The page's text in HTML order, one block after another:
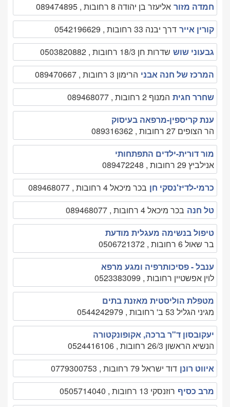
חמדה מזור אליעזר בן יהודה 8 רחובות , 089474895
קורין אייר דרך יבנה 33 רחובות , 0542196629
גבעוני שוש שדרות חן 18/3 רחובות , 0503820882
המרכז של חנה אבני הרימון 3 רחובות , 089470667
שחרר חגית המנוף 2 רחובות , 089468077
ענת קריספין-מרפאה בעיסוק
הר הצופים 27 רחובות , 089316362
מור דורית-ילדים התפתחותי
אנילביץ 29 רחובות , 089472248
כרמי-לדיז'נסקי חן בכר מיכאל 4 רחובות , 089468077
טל חנה בכר מיכאל 4 רחובות , 089468077
טיפול בנשימה מעגלית מודעת
בר שאול 6 רחובות , 0506721372
ענבל - פסיכותרפיה ומגע מרפא
לוין אפשטיין רחובות , 0523383099
מטפלת הוליסטית מאזנת בתים
מגיני הגליל 53 ב' רחובות , 0544242979
יעקובסון ד"ר ברכה, אקופונקטורה
הנשיא הראשון 26/3 רחובות , 0524416106
איווט רונן דוד ישראל 79 רחובות , 0779300753
מרב כסיף רוזנסקי 13 רחובות , 0505714040